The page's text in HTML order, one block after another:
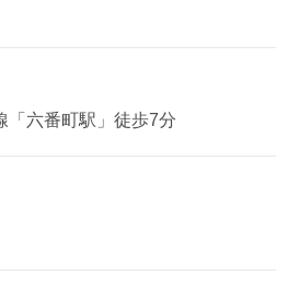
「六番町駅」徒歩7分